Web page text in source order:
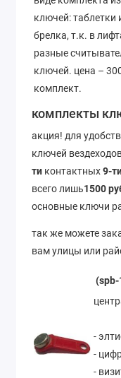
ключей: таблетки
брелка, т.к. в
разные
ключей. цена –
комплект.
комплекты
акция! для
ключей
ти контактных9-
всего лишь1500
основные ключи
так же можете
вам улицы или
(spb-
-
-
-